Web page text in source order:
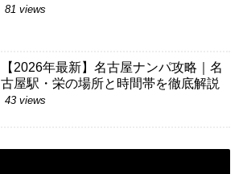
81 views
【2026年最新】名古屋ナンパ攻略｜名
古屋駅・栄の場所と時間帯を徹底解説
43 views